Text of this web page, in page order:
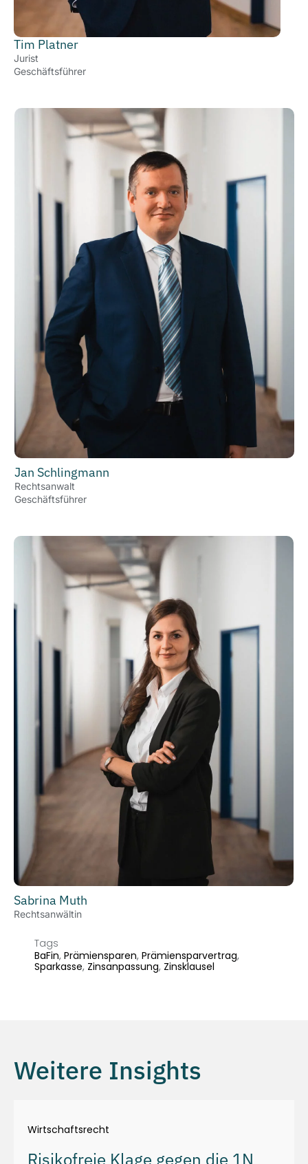
Tim Platner
Jurist
Geschäftsführer
Jan Schlingmann
Rechtsanwalt
Geschäftsführer
Sabrina Muth
Rechtsanwältin
Tags
BaFin, Prämiensparen, Prämiensparvertrag,
Sparkasse, Zinsanpassung, Zinsklausel
Weitere Insights
Wirtschaftsrecht
Risikofreie Klage gegen die 1N